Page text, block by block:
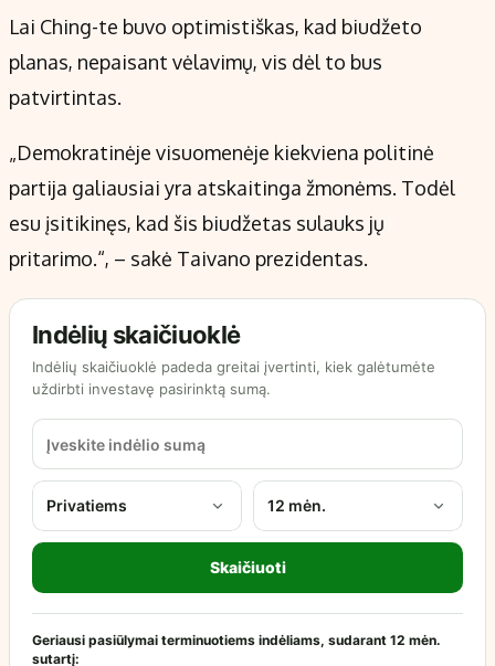
Lai Ching-te buvo optimistiškas, kad biudžeto
planas, nepaisant vėlavimų, vis dėl to bus
patvirtintas.
„Demokratinėje visuomenėje kiekviena politinė
partija galiausiai yra atskaitinga žmonėms. Todėl
esu įsitikinęs, kad šis biudžetas sulauks jų
pritarimo.“, – sakė Taivano prezidentas.